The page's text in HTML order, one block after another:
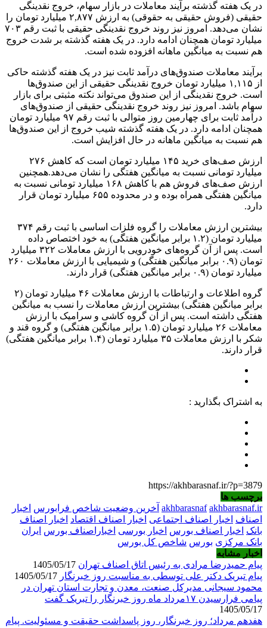
در یک هفته گذشته برآیند معاملات در بازار سهام، خروج نقدینگی
حقیقی (فروش حقیقی به حقوقی) به ارزش ۲,۸۷۷ میلیارد تومان را
نشان می‌دهد. امروز نیز روند خروج نقدینگی حقیقی با ثبت رقم ۷۰۳
میلیارد تومان همچنان ادامه دارد. در یک هفته گذشته بر شدت خروج
هم نسبت به میانگین ماهانه افزوده شده است.
برآیند معاملات صندوق‌های درآمد ثابت نیز در یک هفته گذشته حاکی
از ۱,۱۱۵ میلیارد تومان خروج نقدینگی حقیقی از این صندوق‌ها
است. خروج نقدینگی از این صندوق می‌تواند نکته مثبتی برای بازار
سهام باشد. امروز نیز روند خروج نقدینگی حقیقی از صندوق‌های
درآمد ثابت برای چهارمین روز متوالی با ثبت رقم ۹۷ میلیارد تومان
همچنان ادامه دارد. در یک هفته گذشته شیب خروج از این صندوق‌ها
هم نسبت به میانگین ماهانه در حال افزایش است.
ارزش صف‌های خرید ۱۴۵ میلیارد تومان است که کاهش ۲۷۶
میلیارد تومانی نسبت به میانگین هفتگی را نشان می‌دهد.همچنین
ارزش صف‌های فروش هم با کاهش ۱۶۸ میلیارد تومانی نسبت به
میانگین هفتگی همراه بوده و در محدوده ۶۵۵ میلیارد تومان قرار
دارد.
بیشترین ارزش معاملات را گروه فلزات اساسی با ثبت رقم ۳۷۴
میلیارد تومان (۱.۲ برابر میانگین هفتگی) به خود اختصاص داده
است. پس از آن گروه‌های خودرویی با ارزش معاملات ۳۲۲ میلیارد
تومان (۰.۹ برابر میانگین هفتگی) و شیمیایی با ارزش معاملات ۲۶۰
میلیارد تومان (۰.۹ برابر میانگین هفتگی) قرار دارند.
گروه اطلاعات و ارتباطات با ارزش معاملات ۴۶ میلیارد تومان (۲
برابر میانگین هفتگی) بیشترین ارزش معاملات را نسب به میانگین
هفتگی داشته است. پس از آن گروه کاشی و سرامیک با ارزش
معاملات ۲۶ میلیارد تومان (۱.۵ برابر میانگین هفتگی) و گروه قند و
شکر با ارزش معاملات ۳۵ میلیارد تومان (۱.۴ برابر میانگین هفتگی)
قرار دارند.
به اشتراک بگذارید :
https://akhbarasnaf.ir/?p=3879
برچسب ها
akhbarasnaf akhbarasnaf.ir آخرین وضعیت شاخص فرابورس اخبار
اصناف اخبار اصناف اجتماعی اخبار اصناف اقتصاد اخبار اصناف
بانک اخبار اصناف بورس اخبار بورسی اخباراصناف بورس ایران
بانک مرکزی بورس شاخص کل بورس
اخبار مشابه
پیام حمیدرضا مرادی به رئیس اتاق اصناف تهران
پیام تبریک دکتر علی توسطی به مناسبت روز خبرنگار
محمود سیجانی مدیرکل صنعت، معدن و تجارت استان تهران در
پیامی فرارسیدن ۱۷مرداد ماه روز خبرنگار را تبریک گفت
1405/05/17
هفدهم مرداد؛ روز خبرنگار، روز پاسداشت حقیقت و مسئولیت. پیام